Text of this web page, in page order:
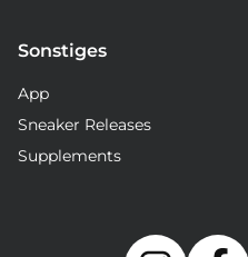
Sonstiges
App
Sneaker Releases
Supplements